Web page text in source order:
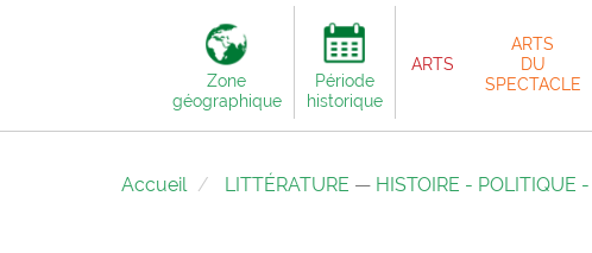
Zone
géographique
Période
historique
ARTS
ARTS
DU
SPECTACLE
Accueil LITTÉRATURE — HISTOIRE - POLITIQUE